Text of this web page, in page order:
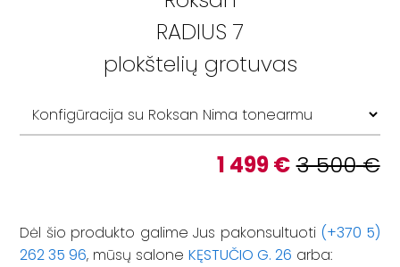
RADIUS 7
plokštelių grotuvas
1 499€ 3 500€
Dėl šio produkto galime Jus pakonsultuoti (+370 5)
262 35 96, mūsų salone KĘSTUČIO G. 26 arba: